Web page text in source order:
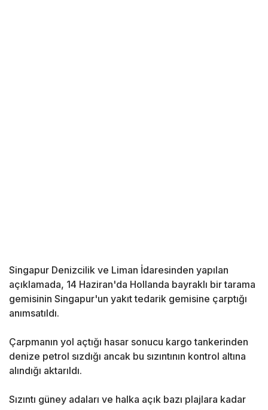
Singapur Denizcilik ve Liman İdaresinden yapılan
açıklamada, 14 Haziran'da Hollanda bayraklı bir tarama
gemisinin Singapur'un yakıt tedarik gemisine çarptığı
anımsatıldı.
Çarpmanın yol açtığı hasar sonucu kargo tankerinden
denize petrol sızdığı ancak bu sızıntının kontrol altına
alındığı aktarıldı.
Sızıntı güney adaları ve halka açık bazı plajlara kadar